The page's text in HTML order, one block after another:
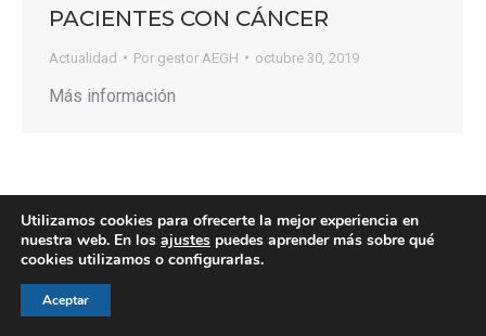
PACIENTES CON CÁNCER
Actualidad Por gestor AEGH octubre 30, 2019
Más información
© AEGH - Todos los derechos reservados
Utilizamos cookies para ofrecerte la mejor experiencia en
nuestra web. En los ajustes puedes aprender más sobre qué
cookies utilizamos o configurarlas.
Aceptar